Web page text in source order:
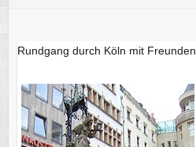
Rundgang durch Köln mit Freunden